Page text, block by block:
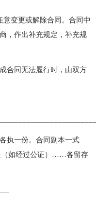
变更或解除合同。合同中
，作出补充规定，补充规
同无法履行时，由双方
一份。合同副本一式
（如经过公证）……各留存